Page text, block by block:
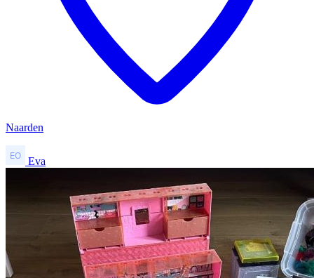
Naarden
Eva